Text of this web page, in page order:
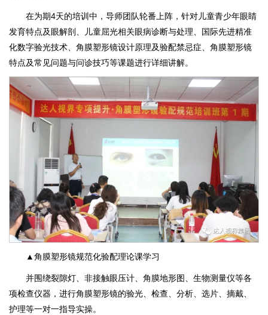
在为期4天的培训中，导师团队轮番上阵，针对儿童青少年眼睛
发育特点及眼解剖、儿童屈光相关眼病诊断与处理、国际先进精准
化数字验光技术、角膜塑形镜设计原理及验配禁忌症、角膜塑形镜
特点及常见问题与问诊技巧等课题进行详细讲解。
▲角膜塑形镜规范化验配理论课学习
并围绕裂隙灯、非接触眼压计、角膜地形图、生物测量仪等各
项检查仪器，进行角膜塑形镜的验光、检查、分析、选片、摘戴、
护理等一对一指导实操。